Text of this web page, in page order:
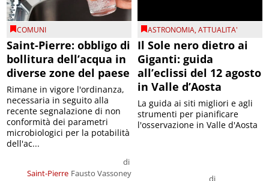
COMUNI
Saint-Pierre: obbligo di
bollitura dell’acqua in
diverse zone del paese
Saint-Pierre
di
Fausto Vassoney
Rimane in vigore l'ordinanza,
necessaria in seguito alla
recente segnalazione di non
conformità dei parametri
microbiologici per la potabilità
dell'ac...
ASTRONOMIA,ATTUALITA'
Il Sole nero dietro ai
Giganti: guida
all’eclissi del 12 agosto
in Valle d’Aosta
di
La guida ai siti migliori e agli
strumenti per pianificare
l'osservazione in Valle d'Aosta